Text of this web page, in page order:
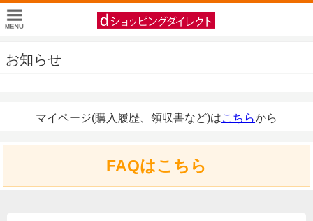
お知らせ
マイページ(購入履歴、領収書など)はこちらから
FAQはこちら